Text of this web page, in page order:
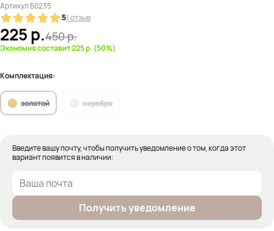
Артикул Б0235
51 отзыв
225р.450р.
Экономия составит 225 р. (50%)
Комплектация:
золотой серебро
Введите вашу почту, чтобы получить уведомление о том, когда этот
вариант появится в наличии:
Получить уведомление